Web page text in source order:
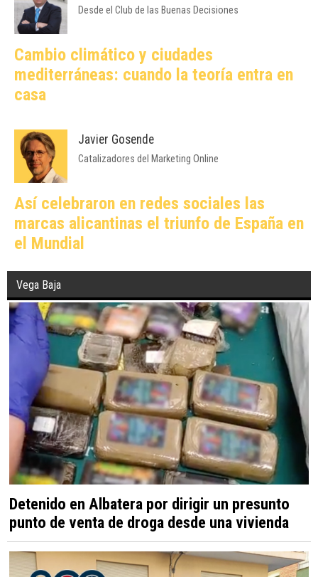
Desde el Club de las Buenas Decisiones
Cambio climático y ciudades
mediterráneas: cuando la teoría entra en
casa
Javier Gosende
Catalizadores del Marketing Online
Así celebraron en redes sociales las
marcas alicantinas el triunfo de España en
el Mundial
Vega Baja
Detenido en Albatera por dirigir un presunto
punto de venta de droga desde una vivienda